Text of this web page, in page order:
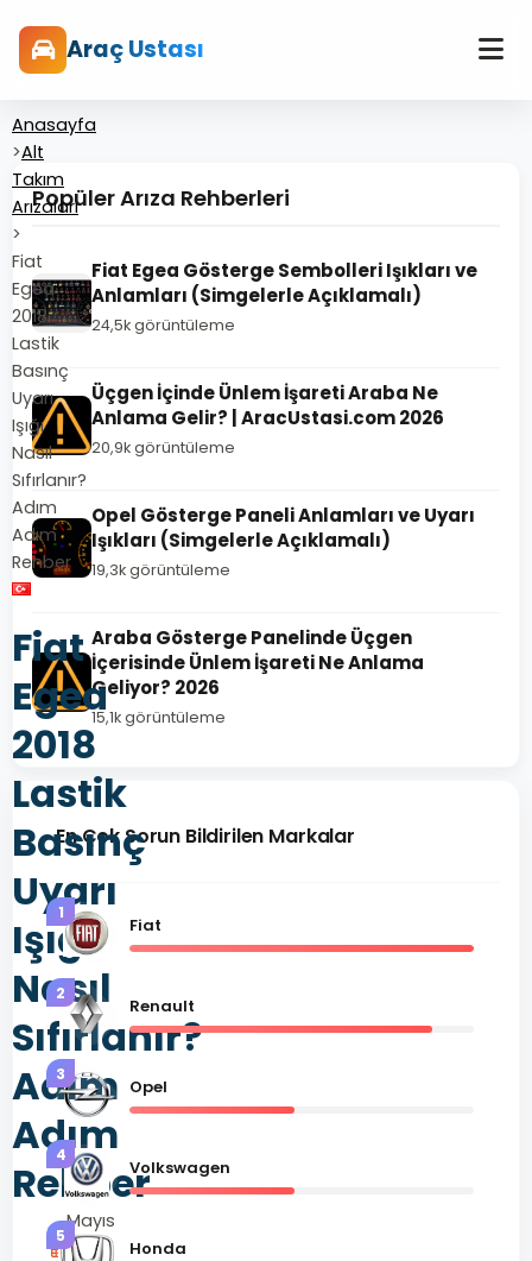
Araç Ustası
Anasayfa
>Alt
Takım
Arızaları
>
Fiat
Egea
2018
Lastik
Basınç
Uyarı
Işığı
Nasıl
Sıfırlanır?
Adım
Adım
Rehber
Fiat
Egea
2018
Lastik
Basınç
Uyarı
Işığı
Nasıl
Sıfırlanır?
Adım
Adım
Rehber
Mayıs
3,
Popüler Arıza Rehberleri
Fiat Egea Gösterge Sembolleri Işıkları ve
Anlamları (Simgelerle Açıklamalı)
24,5k görüntüleme
Üçgen İçinde Ünlem İşareti Araba Ne
Anlama Gelir? | AracUstasi.com 2026
20,9k görüntüleme
Opel Gösterge Paneli Anlamları ve Uyarı
Işıkları (Simgelerle Açıklamalı)
19,3k görüntüleme
Araba Gösterge Panelinde Üçgen
İçerisinde Ünlem İşareti Ne Anlama
Geliyor? 2026
15,1k görüntüleme
En Çok Sorun Bildirilen Markalar
1
Fiat
2
Renault
3
Opel
4
Volkswagen
5
Honda